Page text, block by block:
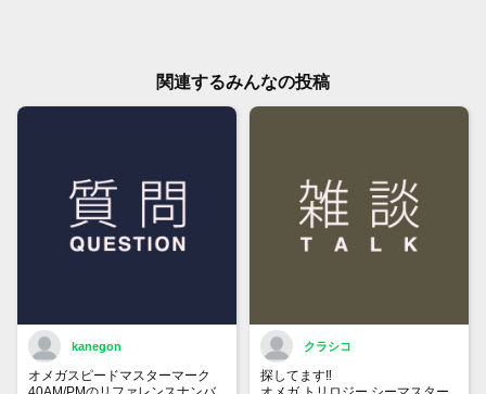
関連するみんなの投稿
kanegon
オメガスピードマスターマーク
クラシコ
探してます‼️